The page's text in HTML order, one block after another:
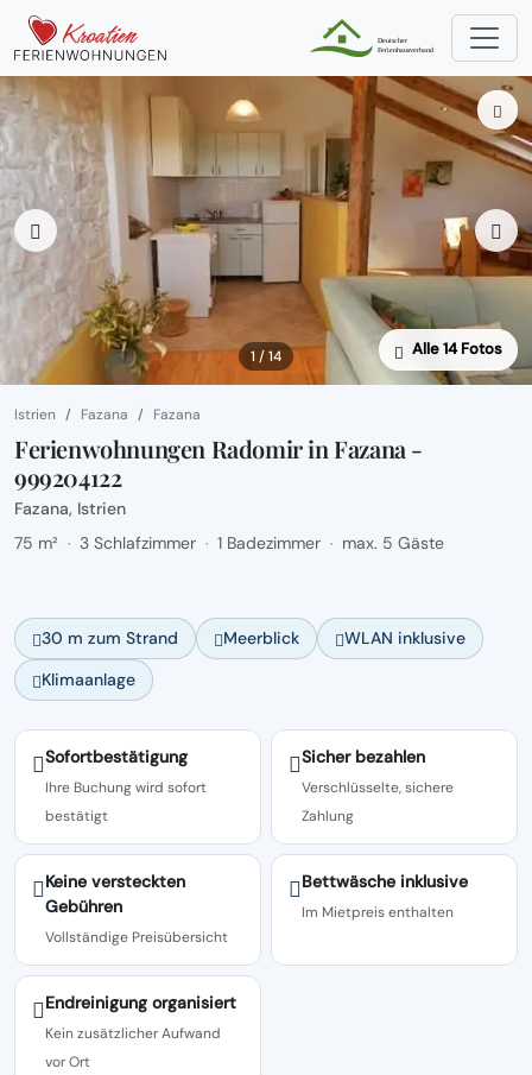
1 / 14 Alle 14 Fotos
Istrien Fazana Fazana
Ferienwohnungen Radomir in Fazana -
999204122
Fazana, Istrien
75 m² · 3 Schlafzimmer · 1 Badezimmer · max. 5 Gäste
30 m zum Strand Meerblick
WLAN inklusive
Klimaanlage
Sofortbestätigung
Ihre Buchung wird sofort
bestätigt
Sicher bezahlen
Verschlüsselte, sichere
Zahlung
Keine versteckten
Gebühren
Vollständige Preisübersicht
Bettwäsche inklusive
Im Mietpreis enthalten
Endreinigung organisiert
Kein zusätzlicher Aufwand
vor Ort